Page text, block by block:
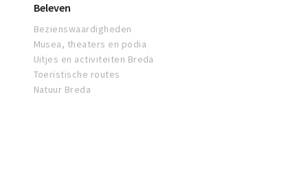
Beleven
Bezienswaardigheden
Musea, theaters en podia
Uitjes en activiteiten Breda
Toeristische routes
Natuur Breda